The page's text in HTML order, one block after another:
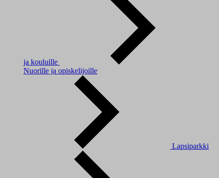
ja kouluille
Nuorille ja opiskelijoille
Lapsiparkki